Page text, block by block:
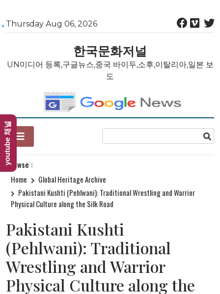
Skip
to
Thursday Aug 06, 2026
한국문화저널
UN미디어 등록,구글뉴스,중국 바이두,소후,이탈리아,일본 보
도
Browse :
Home
Global Heritage Archive
Pakistani Kushti (Pehlwani): Traditional Wrestling and Warrior
Physical Culture along the Silk Road
Pakistani Kushti
(Pehlwani): Traditional
Wrestling and Warrior
Physical Culture along the
youtube 채널